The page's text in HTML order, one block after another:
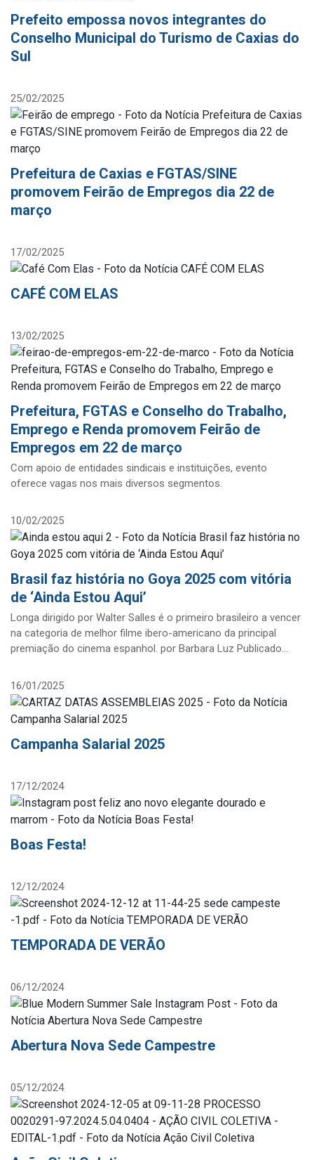
Prefeito empossa novos integrantes do
Conselho Municipal do Turismo de Caxias do
Sul
25/02/2025
Prefeitura de Caxias e FGTAS/SINE
promovem Feirão de Empregos dia 22 de
março
17/02/2025
CAFÉ COM ELAS
13/02/2025
Prefeitura, FGTAS e Conselho do Trabalho,
Emprego e Renda promovem Feirão de
Empregos em 22 de março
Com apoio de entidades sindicais e instituições, evento
oferece vagas nos mais diversos segmentos.
10/02/2025
Brasil faz história no Goya 2025 com vitória
de ‘Ainda Estou Aqui’
Longa dirigido por Walter Salles é o primeiro brasileiro a vencer
na categoria de melhor filme ibero-americano da principal
premiação do cinema espanhol. por Barbara Luz Publicado
16/01/2025
Campanha Salarial 2025
17/12/2024
Boas Festa!
12/12/2024
TEMPORADA DE VERÃO
06/12/2024
Abertura Nova Sede Campestre
05/12/2024